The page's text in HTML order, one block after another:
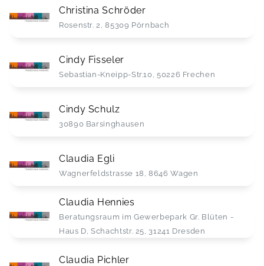
Christina Schröder
Rosenstr. 2, 85309 Pörnbach
Cindy Fisseler
Sebastian-Kneipp-Str.10, 50226 Frechen
Cindy Schulz
30890 Barsinghausen
Claudia Egli
Wagnerfeldstrasse 18, 8646 Wagen
Claudia Hennies
Beratungsraum im Gewerbepark Gr. Blüten -
Haus D, Schachtstr. 25, 31241 Dresden
Claudia Pichler